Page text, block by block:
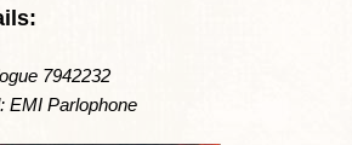
7942232
EMI Parlophone